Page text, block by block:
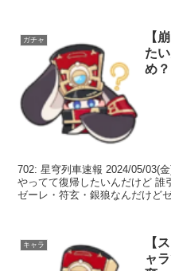
ガチャ
【
た
め？
702: 星穹列車速報 2024/05/03(
やってて復帰したいんだけど 誰
ゼーレ・符玄・銀狼なんだけど
キャラ
【
ャ